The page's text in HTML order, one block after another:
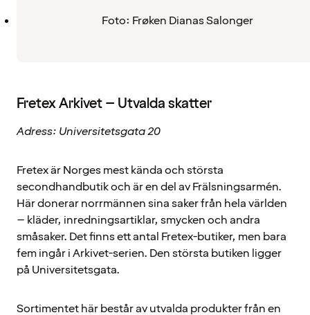
Foto: Frøken Dianas Salonger
Fretex Arkivet – Utvalda skatter
Adress: Universitetsgata 20
Fretex är Norges mest kända och största
secondhandbutik och är en del av Frälsningsarmén.
Här donerar norrmännen sina saker från hela världen
– kläder, inredningsartiklar, smycken och andra
småsaker. Det finns ett antal Fretex-butiker, men bara
fem ingår i Arkivet-serien. Den största butiken ligger
på Universitetsgata.
Sortimentet här består av utvalda produkter från en